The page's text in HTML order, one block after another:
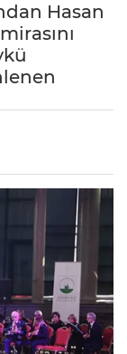
Hasan